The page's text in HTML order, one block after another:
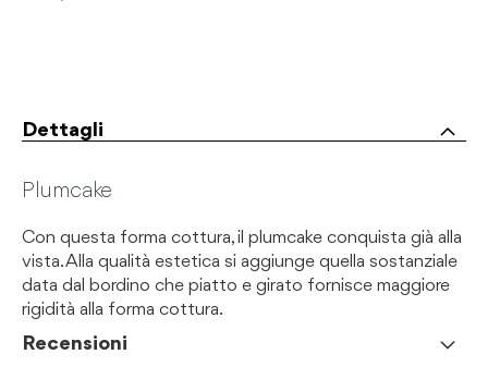
Dettagli
Plumcake
Con questa forma cottura, il plumcake conquista già alla
vista. Alla qualità estetica si aggiunge quella sostanziale
data dal bordino che piatto e girato fornisce maggiore
rigidità alla forma cottura.
Recensioni